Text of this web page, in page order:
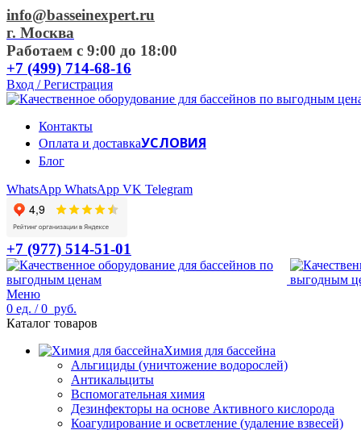
info@basseinexpert.ru
г. Москва
Работаем с 9:00 до 18:00
+7 (499) 714-68-16
Вход / Регистрация
Контакты
Оплата и доставкаУСЛОВИЯ
Блог
WhatsApp WhatsApp VK Telegram
+7 (977) 514-51-01
Меню
0 ед. / 0 руб.
Каталог товаров
Химия для бассейна
Альгициды (уничтожение водорослей)
Антикальциты
Вспомогательная химия
Дезинфекторы на основе Активного кислорода
Коагулирование и осветление (удаление взвесей)